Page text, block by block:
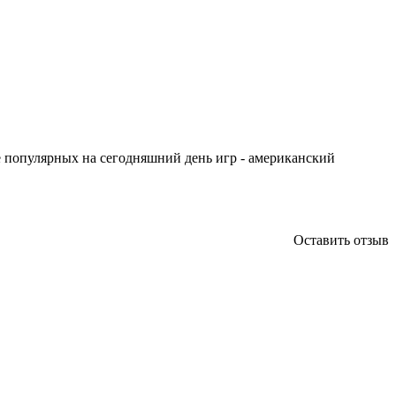
на сегодняшний день игр - американский
Оставить отзыв